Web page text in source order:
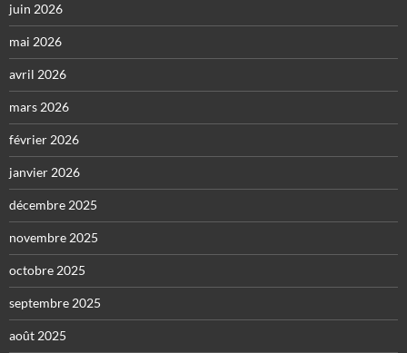
juin 2026
mai 2026
avril 2026
mars 2026
février 2026
janvier 2026
décembre 2025
novembre 2025
octobre 2025
septembre 2025
août 2025